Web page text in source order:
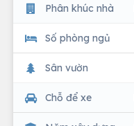
Phân khúc nhà
Số phòng ngủ
Sân vườn
Chỗ để xe